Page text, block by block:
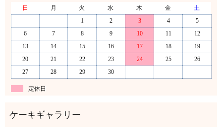
日
月 火 水 木 金
土
1
2 3 4
5
6
7 8 9 10 11
12
13
14 15 16 17 18
19
20
21 22 23 24 25
26
27
28 29 30
定休日